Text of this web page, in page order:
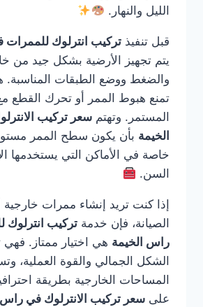
الليل والنهار.
قبل تنفيذ تركيب انترلوك
يتم تجهيز الأرضية بشكل جيد من
والضغط ووضع الطبقات
تمنع هبوط الممر أو تحرك القطع
المستمر. وتهتم سعر تركيب
الخيمة بأن يكون سطح الممر
خاصة في الأماكن التي يستخدمها
السن.
إذا كنت تريد إنشاء ممرات خارجية
الصيانة، فإن خدمة تركيب انترلوك
راس الخيمة هي اختيار ممتاز. فهي
الشكل الجمالي والقوة العملية،
المساحات الخارجية بطريقة
على سعر تركيب الانترلوك في راس